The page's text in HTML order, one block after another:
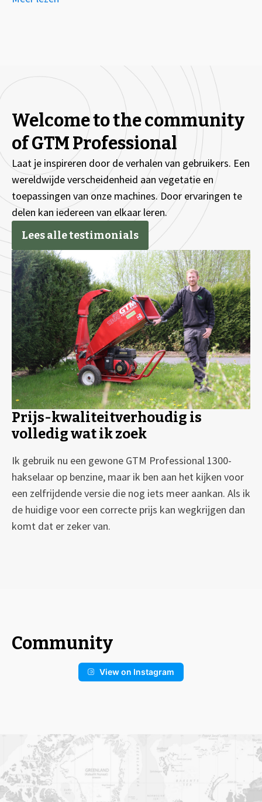
Welcome to the community
of GTM Professional
Laat je inspireren door de verhalen van gebruikers. Een
wereldwijde verscheidenheid aan vegetatie en
toepassingen van onze machines. Door ervaringen te
delen kan iedereen van elkaar leren.
Lees alle testimonials
Prijs-kwaliteitverhoudig is
volledig wat ik zoek
Ik gebruik nu een gewone GTM Professional 1300-
hakselaar op benzine, maar ik ben aan het kijken voor
een zelfrijdende versie die nog iets meer aankan. Als ik
de huidige voor een correcte prijs kan wegkrijgen dan
komt dat er zeker van.
Community
View on Instagram